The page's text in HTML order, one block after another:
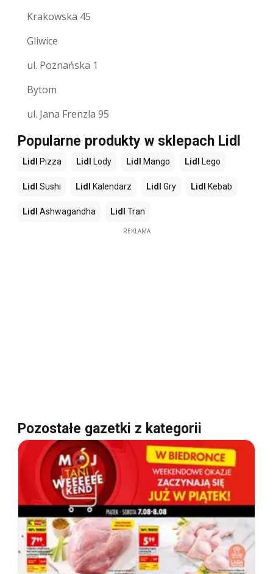
Krakowska 45
Gliwice
ul. Poznańska 1
Bytom
ul. Jana Frenzla 95
Popularne produkty w sklepach Lidl
Lidl Pizza Lidl Lody Lidl Mango Lidl Lego
Lidl Sushi Lidl Kalendarz Lidl Gry Lidl Kebab
Lidl Ashwagandha Lidl Tran
REKLAMA
Pozostałe gazetki z kategorii